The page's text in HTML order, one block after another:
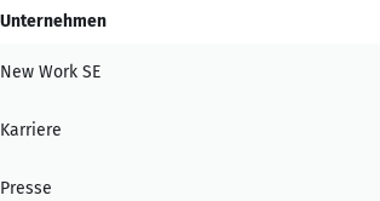
Unternehmen
New Work SE
Karriere
Presse